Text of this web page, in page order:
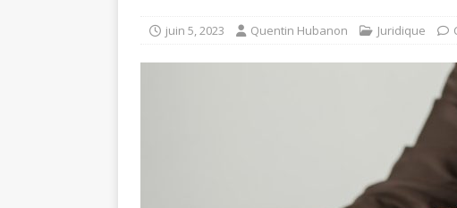
juin 5, 2023 Quentin Hubanon Juridique